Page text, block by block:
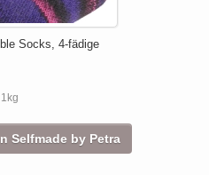
Socks, 4-fädige
Selfmade by Petra